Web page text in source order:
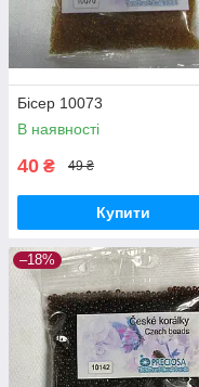
Бісер 10073
В наявності
40 ₴ 49 ₴
Купити
–18%